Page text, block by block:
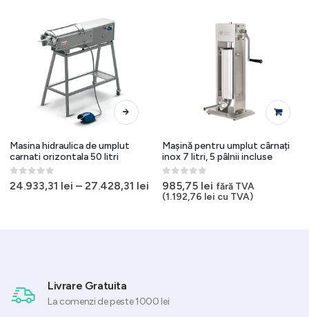
Acest produs are mai multe variații. Opțiunile pot fi alese în pagina produsului.
Masina hidraulica de umplut
carnati orizontala 50 litri
0out of 5
24.933,31 lei – 27.428,31 lei
Mașină pentru umplut cârnați
inox 7 litri, 5 pâlnii incluse
0out of 5
985,75 lei fără TVA
(1.192,76 lei cu TVA)
Livrare Gratuita
La comenzi de peste 1000 lei